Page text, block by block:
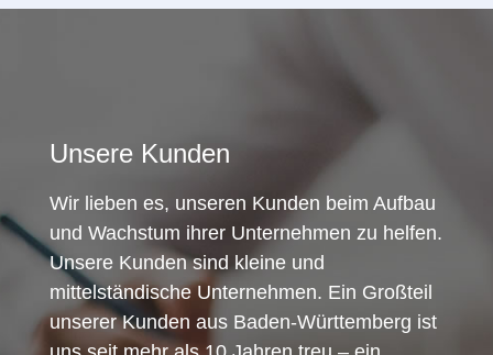
Unsere Kunden
Wir lieben es, unseren Kunden beim Aufbau
und Wachstum ihrer Unternehmen zu helfen.
Unsere Kunden sind kleine und
mittelständische Unternehmen. Ein Großteil
unserer Kunden aus Baden-Württemberg ist